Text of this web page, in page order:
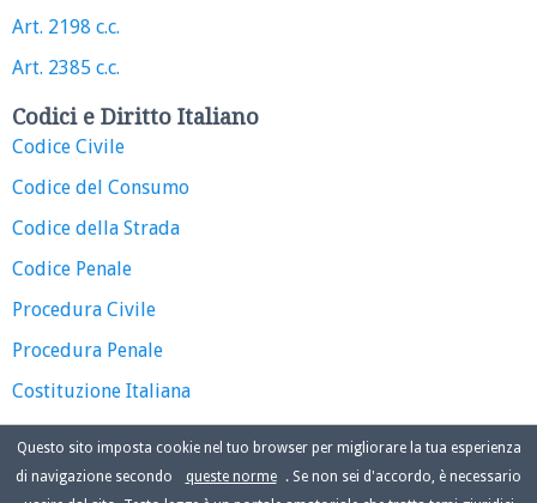
Art. 2198 c.c.
Art. 2385 c.c.
Codici e Diritto Italiano
Codice Civile
Codice del Consumo
Codice della Strada
Codice Penale
Procedura Civile
Procedura Penale
Costituzione Italiana
Questo sito imposta cookie nel tuo browser per migliorare la tua esperienza
di navigazione secondo
queste norme
. Se non sei d'accordo, è necessario